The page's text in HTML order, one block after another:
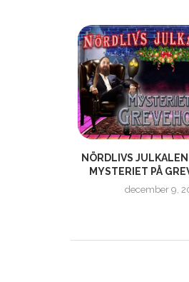
NÖRDLIVS
MYSTERIET PÅ
december 9,